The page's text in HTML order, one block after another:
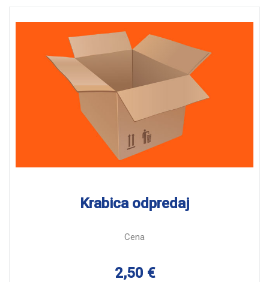
Krabica odpredaj
Cena
2,50 €